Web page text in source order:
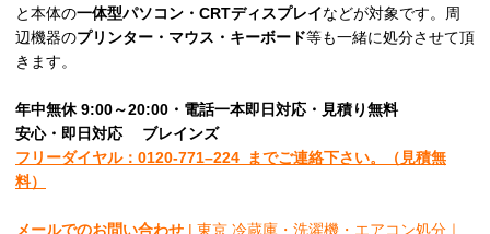
と本体の一体型パソコン・CRTディスプレイなどが対象です。周
辺機器のプリンター・マウス・キーボード等も一緒に処分させて頂
きます。
年中無休 9:00～20:00・電話一本即日対応・見積り無料
安心・即日対応
ブレインズ
フリーダイヤル：0120-771–224 までご連絡下さい。
（見積無
料）
メールでのお問い合わせ | 東京 冷蔵庫・洗濯機・エアコン処分｜